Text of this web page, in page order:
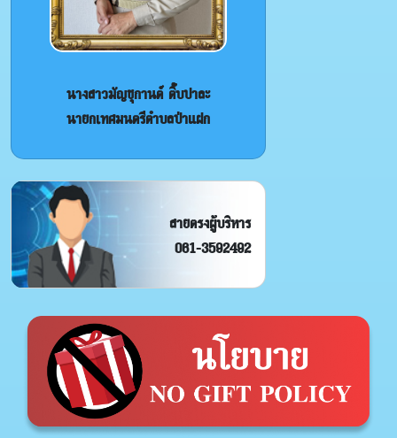
นางสาวมัญชุกานต์ ติ๊บปาละ
นายกเทศมนตรีตำบลป่าแฝก
สายตรงผู้บริหาร
061-3592492